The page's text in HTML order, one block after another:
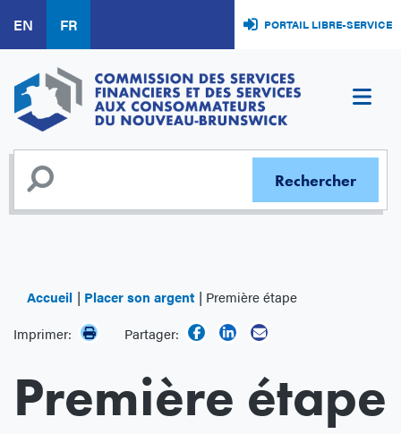
au
contenu
principal
EN FR PORTAIL LIBRE-SERVICE
Accueil Placer son argent
Première étape
Imprimer:
Partager:
Première étape